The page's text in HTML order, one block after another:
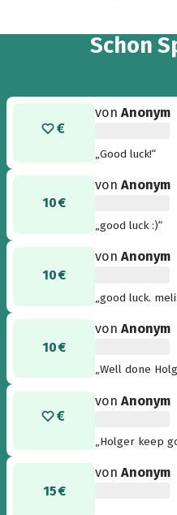
Schon 8
vonAnonym
„Good luck!“
10 €
vonAnonym
„good luck :)“
10 €
vonAnonym
„good luck.
10 €
vonAnonym
„Well done
vonAnonym
„Holger keep
15 €
vonAnonym